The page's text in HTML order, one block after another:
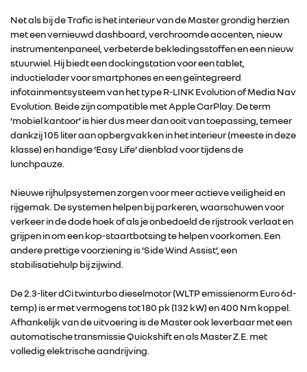
RENAULT GROUP
RENAULT
DACIA
ALLIANCE
FOTO’S & VIDEO’S
IN DE MEDIA
CONTACT
Net als bij de Trafic is het interieur van de Master grondig herzien
met een vernieuwd dashboard, verchroomde accenten, nieuw
instrumentenpaneel, verbeterde bekledingsstoffen en een nieuw
stuurwiel. Hij biedt een dockingstation voor een tablet,
inductielader voor smartphones en een geïntegreerd
infotainmentsysteem van het type R-LINK Evolution of Media Nav
Evolution. Beide zijn compatible met Apple CarPlay. De term
‘mobiel kantoor’ is hier dus meer dan ooit van toepassing, temeer
dankzij 105 liter aan opbergvakken in het interieur (meeste in deze
klasse) en handige ‘Easy Life’ dienblad voor tijdens de
lunchpauze.
Nieuwe rijhulpsystemen zorgen voor meer actieve veiligheid en
rijgemak. De systemen helpen bij parkeren, waarschuwen voor
verkeer in de dode hoek of als je onbedoeld de rijstrook verlaat en
grijpen in om een kop-staartbotsing te helpen voorkomen. Een
andere prettige voorziening is ‘Side Wind Assist’, een
stabilisatiehulp bij zijwind.
De 2.3-liter dCi twinturbo dieselmotor (WLTP emissienorm Euro 6d-
temp) is er met vermogens tot 180 pk (132 kW) en 400 Nm koppel.
Afhankelijk van de uitvoering is de Master ook leverbaar met een
automatische transmissie Quickshift en als Master Z.E. met
volledig elektrische aandrijving.